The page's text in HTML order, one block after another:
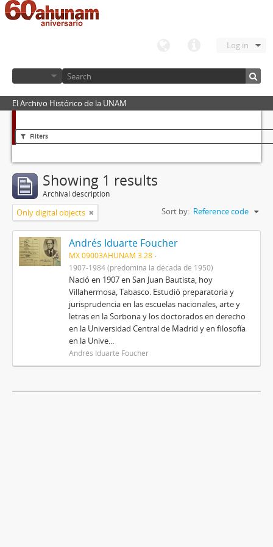
Log in
El Archivo Histórico de la UNAM
Filters
Showing 1 results
Archival description
Only digital objects Sort by: Reference code
Andrés Iduarte Foucher
MX 09003AHUNAM 3.28
1907-1984 (predomina la década de 1950)
Nació en 1907 en San Juan Bautista, hoy
Villahermosa, Tabasco. Estudió preparatoria y
jurisprudencia en las escuelas nacionales, arte y
letras en la Sorbona y los doctorados en derecho
en la Universidad Central de Madrid y en filosofía
en la Unive...
Andrés Iduarte Foucher